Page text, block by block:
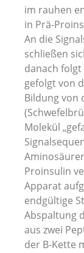
im rauhen
in Prä-
An die
schließen
danach folgt
gefolgt von
Bildung von
Molekül
Proinsulin
Apparat
endgültige
Abspaltung
aus zwei
der B-Kette